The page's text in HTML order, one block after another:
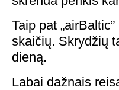
Taip pat
skaičių. Skrydžių
dieną.
Labai dažnais